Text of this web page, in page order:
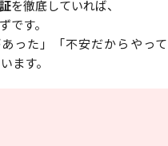
を徹底していれば、
です。
った」「不安だからやっ
ます。